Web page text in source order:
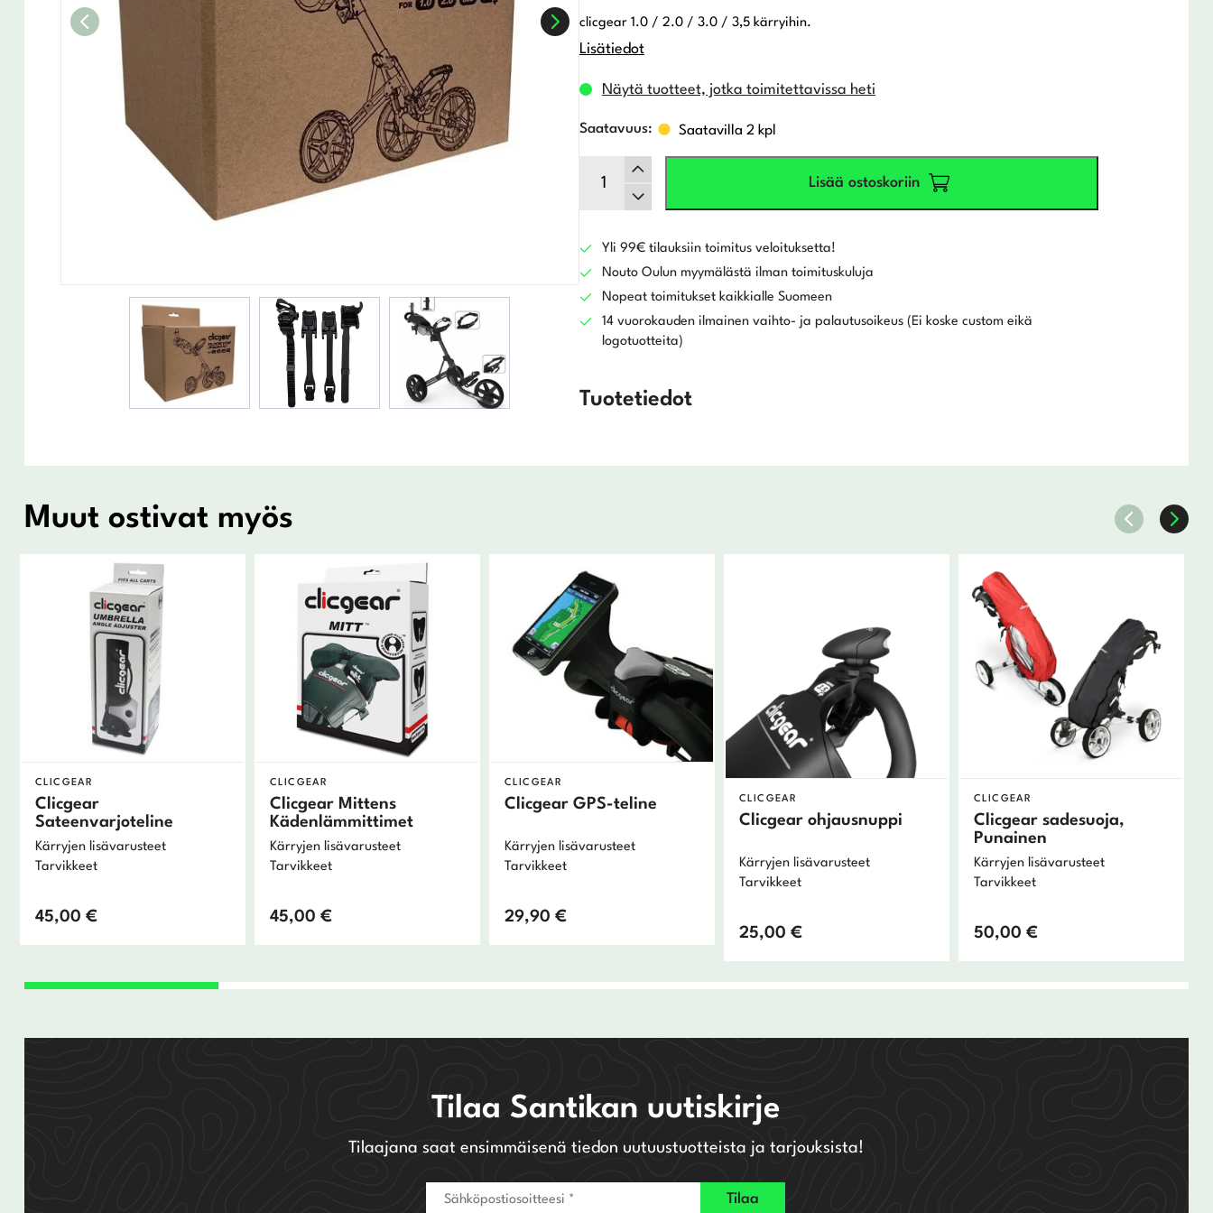
Wedget
Miesten täyssetit
Miesten aloittelijan setit
Naisten täyssetit
Naisten aloittelijan setit
clicgear 1.0 / 2.0 / 3.0 / 3,5 kärryihin.
Lisätiedot
Näytä tuotteet, jotka toimitettavissa heti
Saatavilla 2 kpl
Kit
määrä
Lisää ostoskoriin
Yli 99€ tilauksiin toimitus veloituksetta!
Nouto Oulun myymälästä ilman toimituskuluja
Nopeat toimitukset kaikkialle Suomeen
14 vuorokauden ilmainen vaihto- ja palautusoikeus (Ei koske custom eikä
logotuotteita)
Tuotetiedot
Muut ostivat myös
CLICGEAR
Clicgear
Sateenvarjoteline
Kärryjen lisävarusteet
Tarvikkeet
45,00 €
CLICGEAR
Clicgear Mittens
Kädenlämmittimet
Kärryjen lisävarusteet
Tarvikkeet
45,00 €
CLICGEAR
Clicgear GPS-teline
Kärryjen lisävarusteet
Tarvikkeet
29,90 €
CLICGEAR
Clicgear ohjausnuppi
Kärryjen lisävarusteet
Tarvikkeet
25,00 €
CLICGEAR
Clicgear sadesuoja,
Punainen
Kärryjen lisävarusteet
Tarvikkeet
50,00 €
Tilaa Santikan uutiskirje
Tilaajana saat ensimmäisenä tiedon uutuustuotteista ja tarjouksista!